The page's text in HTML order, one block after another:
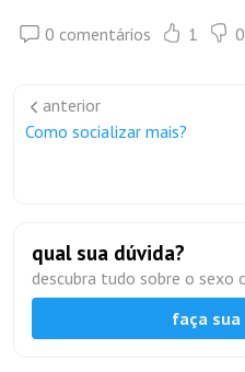
0 comentários 1 0
anterior
Como socializar mais?
qual sua dúvida?
descubra tudo sobre o sexo
faça